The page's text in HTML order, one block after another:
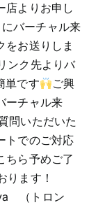
店よりお申し
バーチャル来
をお送りしま
ンク先よりバ
単です
ご興
ーチャル来
問いただいた
トでのご対応
ちら予めご了
ります！
（トロン